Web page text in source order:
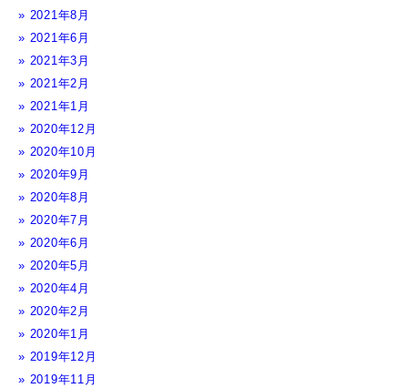
2021年8月
2021年6月
2021年3月
2021年2月
2021年1月
2020年12月
2020年10月
2020年9月
2020年8月
2020年7月
2020年6月
2020年5月
2020年4月
2020年2月
2020年1月
2019年12月
2019年11月